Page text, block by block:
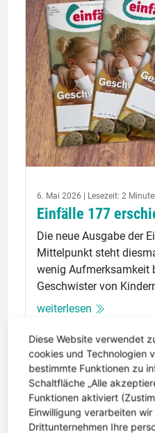
6. Mai 2026 | Lesezeit: 2
Die neue Ausgabe der
Mittelpunkt steht
wenig Aufmerksamkeit
Geschwister von
weiterlesen
Diese Website verwendet
cookies und Technologien
bestimmte Funktionen zu
Schaltfläche „Alle
Funktionen aktiviert
Einwilligung verarbeiten
Drittunternehmen Ihre